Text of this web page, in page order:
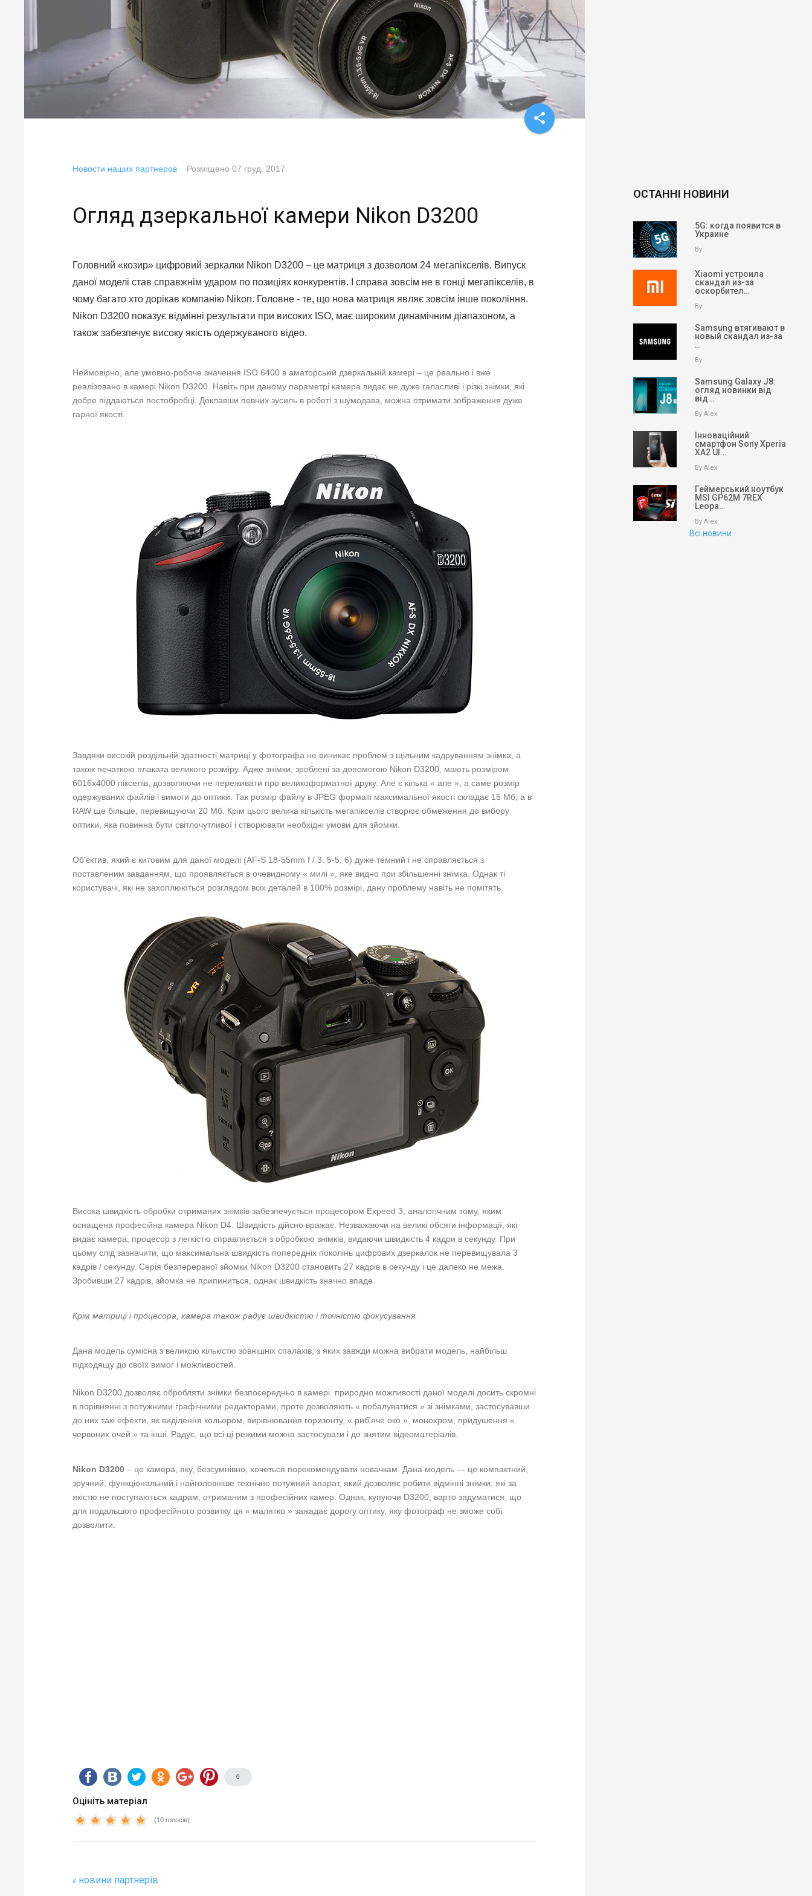
share
Новости наших партнеров Розміщено 07 груд. 2017
Огляд дзеркальної камери Nikon D3200
Головний «козир» цифровий зеркалки Nikon D3200 – це матриця з дозволом 24 мегапікселів. Випуск
даної моделі став справжнім ударом по позиціях конкурентів. І справа зовсім не в гонці мегапікселів, в
чому багато хто дорікав компанію Nikon. Головне - те, що нова матриця являє зовсім інше покоління.
Nikon D3200 показує відмінні результати при високих ISO, має широким динамічним діапазоном, а
також забезпечує високу якість одержуваного відео.
Неймовірно, але умовно-робоче значення ISO 6400 в аматорській дзеркальній камері – це реально і вже
реалізовано в камері Nikon D3200. Навіть при даному параметрі камера видає не дуже галасливі і різкі знімки, які
добре піддаються постобробці. Доклавши певних зусиль в роботі з шумодава, можна отримати зображення дуже
гарної якості.
Завдяки високій роздільній здатності матриці у фотографа не виникає проблем з щільним кадруванням знімка, а
також печаткою плаката великого розміру. Адже знімки, зроблені за допомогою Nikon D3200, мають розміром
6016x4000 пікселів, дозволяючи не переживати про великоформатної друку. Але є кілька « але », а саме розмір
одержуваних файлів і вимоги до оптики. Так розмір файлу в JPEG форматі максимальної якості складає 15 Мб, а в
RAW ще більше, перевищуючи 20 Мб. Крім цього велика кількість мегапікселів створює обмеження до вибору
оптики, яка повинна бути світлочутливої і створювати необхідні умови для зйомки.
Об'єктив, який є китовим для даної моделі (AF-S 18-55mm f / 3. 5-5. 6) дуже темний і не справляється з
поставленим завданням, що проявляється в очевидному « милі », яке видно при збільшенні знімка. Однак ті
користувачі, які не захоплюються розглядом всіх деталей в 100% розмірі, дану проблему навіть не помітять.
Висока швидкість обробки отриманих знімків забезпечується процесором Expeed 3, аналогічним тому, яким
оснащена професійна камера Nikon D4. Швидкість дійсно вражає. Незважаючи на великі обсяги інформації, які
видає камера, процесор з легкістю справляється з обробкою знімків, видаючи швидкість 4 кадри в секунду. При
цьому слід зазначити, що максимальна швидкість попередніх поколінь цифрових дзеркалок не перевищувала 3
кадрів / секунду. Серія безперервної зйомки Nikon D3200 становить 27 кадрів в секунду і це далеко не межа.
Зробивши 27 кадрів, зйомка не припиниться, однак швидкість значно впаде.
Крім матриці і процесора, камера також радує швидкістю і точністю фокусування.
Дана модель сумісна з великою кількістю зовнішніх спалахів, з яких завжди можна вибрати модель, найбільш
підходящу до своїх вимог і можливостей.
Nikon D3200 дозволяє обробляти знімки безпосередньо в камері. природно можливості даної моделі досить скромні
в порівнянні з потужними графічними редакторами, проте дозволяють « побалуватися » зі знімками, застосувавши
до них такі ефекти, як виділення кольором, вирівнювання горизонту, « риб'яче око », монохром, придушення «
червоних очей » та інші. Радує, що всі ці режими можна застосувати і до знятим відеоматеріалів.
Nikon D3200 – це камера, яку, безсумнівно, хочеться порекомендувати новачкам. Дана модель — це компактний,
зручний, функціональний і найголовніше технічно потужний апарат, який дозволяє робити відмінні знімки, які за
якістю не поступаються кадрам, отриманим з професійних камер. Однак, купуючи D3200, варто задуматися, що
для подальшого професійного розвитку ця « малятко » зажадає дорогу оптику, яку фотограф не зможе собі
дозволити.
0
Оцініть матеріал
(10 голосів)
новини партнерів
ОСТАННІ НОВИНИ
5G: когда появится в
Украине
By
Xiaomi устроила
скандал из-за
оскорбител…
By
Samsung втягивают в
новый скандал из-за
…
By
Samsung Galaxy J8:
огляд новинки від
від…
By Alex
Інноваційний
смартфон Sony Xperia
XA2 Ul…
By Alex
Геймерський ноутбук
MSI GP62M 7REX
Leopa…
By Alex
Всі новини